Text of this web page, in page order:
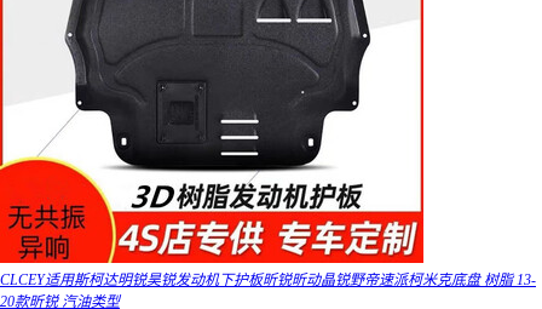
CLCEY适用斯柯达明锐昊锐发动机下护板昕锐昕动晶锐野帝速派柯米克底盘 树脂 13-
20款昕锐 汽油类型